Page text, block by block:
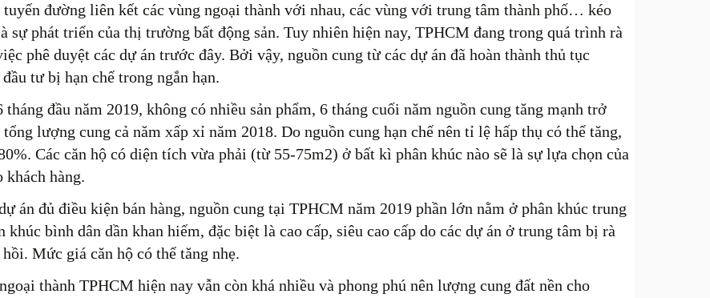
tuyến đường liên kết các vùng ngoại thành với nhau, các vùng với trung tâm thành phố… kéo
sự phát triển của thị trường bất động sản. Tuy nhiên hiện nay, TPHCM đang trong quá trình rà
phê duyệt các dự án trước đây. Bởi vậy, nguồn cung từ các dự án đã hoàn thành thủ tục
tư bị hạn chế trong ngắn hạn.
tháng đầu năm 2019, không có nhiều sản phẩm, 6 tháng cuối năm nguồn cung tăng mạnh trở
lượng cung cả năm xấp xỉ năm 2018. Do nguồn cung hạn chế nên tỉ lệ hấp thụ có thể tăng,
Các căn hộ có diện tích vừa phải (từ 55-75m2) ở bất kì phân khúc nào sẽ là sự lựa chọn của
khách hàng.
án đủ điều kiện bán hàng, nguồn cung tại TPHCM năm 2019 phần lớn nằm ở phân khúc trung
khúc bình dân dần khan hiếm, đặc biệt là cao cấp, siêu cao cấp do các dự án ở trung tâm bị rà
Mức giá căn hộ có thể tăng nhẹ.
thành TPHCM hiện nay vẫn còn khá nhiều và phong phú nên lượng cung đất nền cho